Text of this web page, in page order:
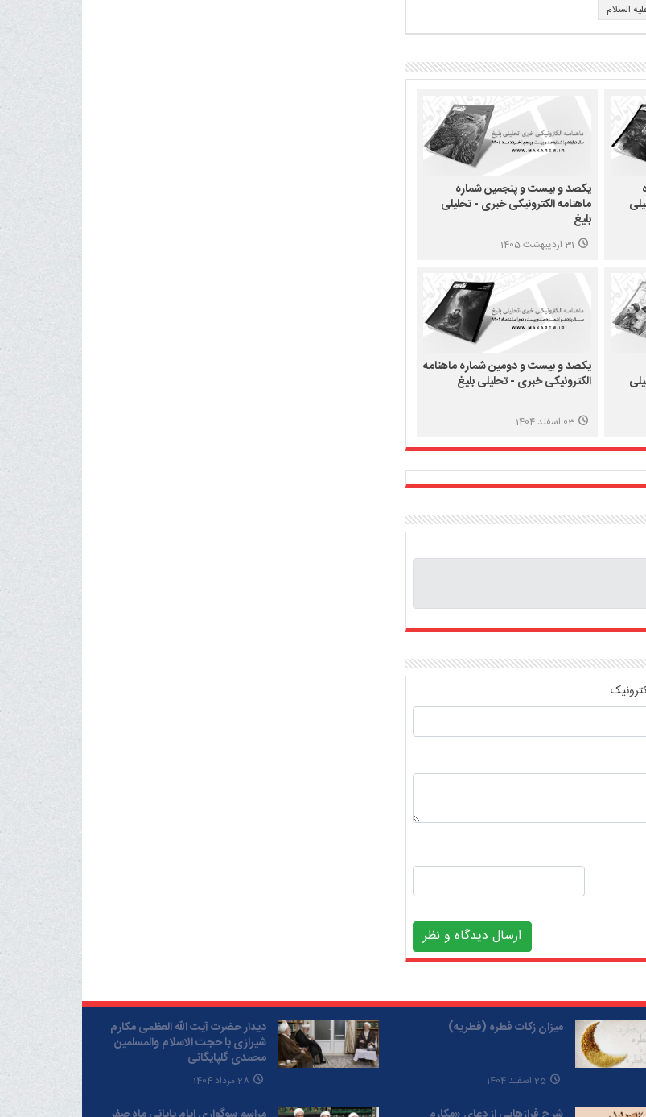
السلام
یکصد و بیست و پنجمین شماره
ماهنامه الکترونیکی خبری - تحلیلی
بلیغ
31 اردیبهشت 1405
یکصد و بیست و دومین شماره ماهنامه
الکترونیکی خبری - تحلیلی بلیغ
03 اسفند 1404
ارسال دیدگاه و نظر
میزان زکات فطره (فطریه)
25 اسفند 1404
دیدار حضرت آیت الله العظمی مکارم
شیرازی با حجت الاسلام والمسلمین
محمدی گلپایگانی
28 مرداد 1404